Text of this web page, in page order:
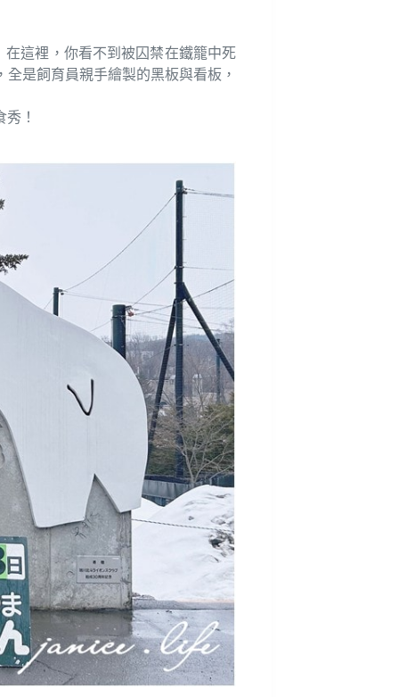
在這裡，你看不到被囚禁在鐵籠中死
是飼育員親手繪製的黑板與看板，
！